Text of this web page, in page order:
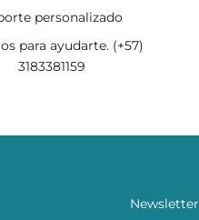
personalizado
para ayudarte. (+57)
3183381159
Newsletter